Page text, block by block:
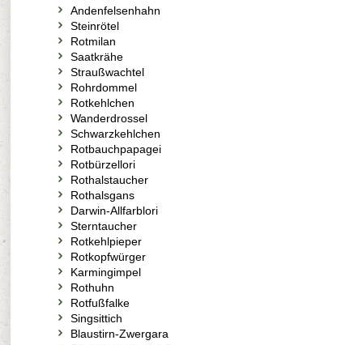
Andenfelsenhahn
Steinrötel
Rotmilan
Saatkrähe
Straußwachtel
Rohrdommel
Rotkehlchen
Wanderdrossel
Schwarzkehlchen
Rotbauchpapagei
Rotbürzellori
Rothalstaucher
Rothalsgans
Darwin-Allfarblori
Sterntaucher
Rotkehlpieper
Rotkopfwürger
Karmingimpel
Rothuhn
Rotfußfalke
Singsittich
Blaustirn-Zwergara